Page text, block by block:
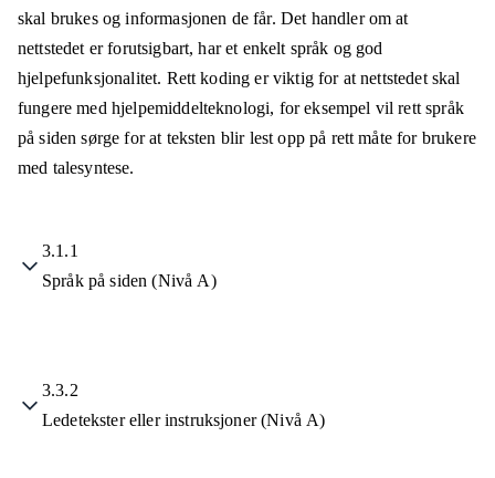
skal brukes og informasjonen de får. Det handler om at
nettstedet er forutsigbart, har et enkelt språk og god
hjelpefunksjonalitet. Rett koding er viktig for at nettstedet skal
fungere med hjelpemiddelteknologi, for eksempel vil rett språk
på siden sørge for at teksten blir lest opp på rett måte for brukere
med talesyntese.
3.1.1
Språk på siden (Nivå A)
3.3.2
Ledetekster eller instruksjoner (Nivå A)